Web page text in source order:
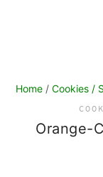
Home/ Cookies /
Orange-